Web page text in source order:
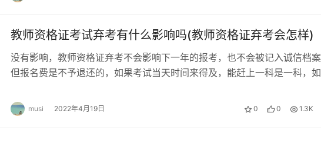
教师资格证考试弃考有什么影响吗(教师资格证弃考会怎样)
没有影响，教师资格证弃考不会影响下一年的报考，也不会被记入诚信档案
但报名费是不予退还的，如果考试当天时间来得及，能赶上一科是一科，如
musi 2022年4月19日 0 0 1.3K